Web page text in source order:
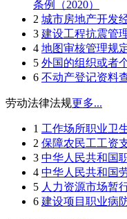
条例（2020）
2 城市房地产开发
3 建设工程抗震管
4 地图审核管理规
5 外国的组织或者
6 不动产登记资料
劳动法律法规更多...
1 工作场所职业卫
2 保障农民工工资
3 中华人民共和国
4 中华人民共和国
5 人力资源市场暂
6 建设项目职业病